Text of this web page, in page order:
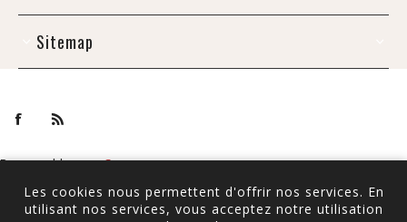
Sitemap
Powered bynopCommerce
Copyright © 2026 De Draak. Tous droits réservés.
Tous les prix sont TTC à l'exception del'expédition
Les cookies nous permettent d'offrir nos services. En
utilisant nos services, vous acceptez notre utilisation